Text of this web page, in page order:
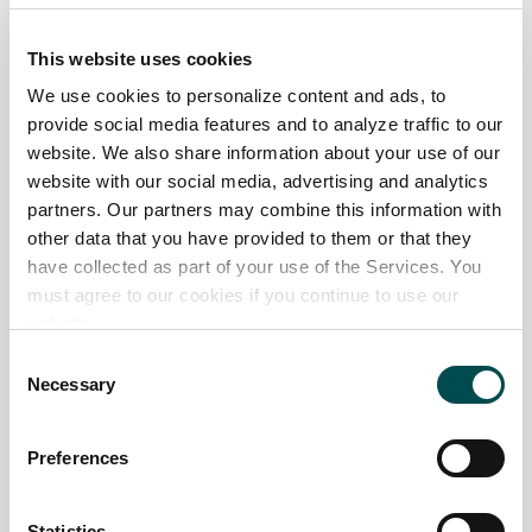
This website uses cookies
We use cookies to personalize content and ads, to
provide social media features and to analyze traffic to our
website. We also share information about your use of our
website with our social media, advertising and analytics
partners. Our partners may combine this information with
other data that you have provided to them or that they
have collected as part of your use of the Services. You
must agree to our cookies if you continue to use our
Selection
Necessary
Preferences
Perché scegliere l'Irlanda
succosa data dalla marezzatura ottimale.
Alla base del Certified Irish Angus si trova unaprofonda
tradizione agricola familiare e un grande rispetto per la
terra tramandati di generazione in generazione. Su
questi aspetti si basano gliinnovativi progetti scolastici
promossi dal gruppo CIA, come l’Angus Schools
Competition: competizione e allo stesso tempo un
programma di formazione che ha l’obiettivo di avvicinare
metodi di allevamento Grass Fed, alla base della qualità
del manzo Angus irlandese
. Queste attività vogliono
considerare l’industria agroalimentare irlandese come
composti da 2 a 4 studenti
in rappresentanza delle loro